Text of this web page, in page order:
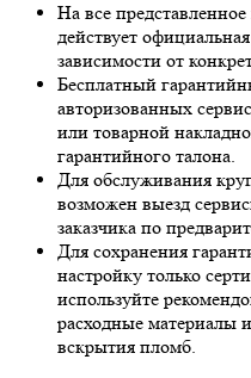
На все
действует
зависимости от
Бесплатный
авторизованных
или товарной
гарантийного талона.
Для обслуживания
возможен выезд
заказчика по
Для сохранения
настройку только
используйте
расходные материалы
вскрытия пломб.